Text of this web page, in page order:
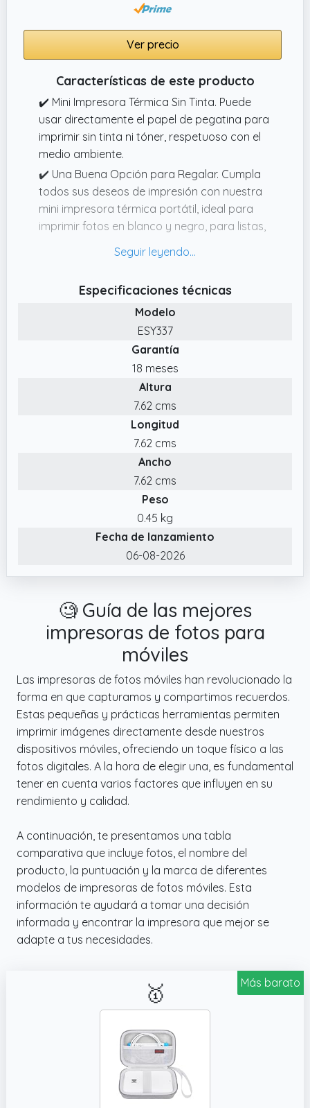
Ver precio
Características de este producto
✔️ Mini Impresora Térmica Sin Tinta. Puede
usar directamente el papel de pegatina para
imprimir sin tinta ni tóner, respetuoso con el
medio ambiente.
✔️ Una Buena Opción para Regalar. Cumpla
todos sus deseos de impresión con nuestra
mini impresora térmica portátil, ideal para
imprimir fotos en blanco y negro, para listas,
códigos QR, etc.
Impresora. Conéctese sin esfuerzo a nuestra
mini impresora a través de Bluetooth
inalámbrico para su teléfono para imprimir
instantáneamente desde el móvil.
✔️ Portabilidad de Bolsillo. Experimente la
libertad de imprimir con nuestra impresora
fotográfica compacta y liviana que cabe
perfectamente en su bolsillo o bolso.
✔️ Personaliza Tu Pegatina. Nuestra mini
impresora equipada con 10 rollos de papel
adhesivo de primera calidad.
Especificaciones técnicas
Modelo
ESY337
Garantía
18 meses
Altura
7.62 cms
Longitud
7.62 cms
Ancho
7.62 cms
Peso
0.45 kg
Fecha de lanzamiento
06-08-2026
🧐 Guía de las mejores
impresoras de fotos para
móviles
Las impresoras de fotos móviles han revolucionado la
forma en que capturamos y compartimos recuerdos.
Estas pequeñas y prácticas herramientas permiten
imprimir imágenes directamente desde nuestros
dispositivos móviles, ofreciendo un toque físico a las
fotos digitales. A la hora de elegir una, es fundamental
tener en cuenta varios factores que influyen en su
rendimiento y calidad.
A continuación, te presentamos una tabla
comparativa que incluye fotos, el nombre del
producto, la puntuación y la marca de diferentes
modelos de impresoras de fotos móviles. Esta
información te ayudará a tomar una decisión
informada y encontrar la impresora que mejor se
adapte a tus necesidades.
Más barato
🥇